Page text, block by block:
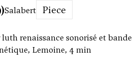
Salabert Piece
renaissance sonorisé et bande
Lemoine, 4 min